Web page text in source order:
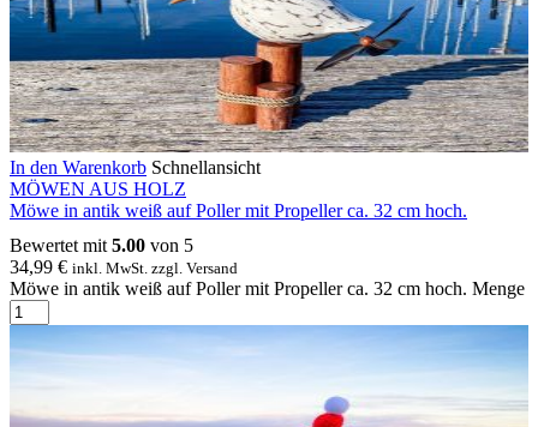
In den Warenkorb Schnellansicht
MÖWEN AUS HOLZ
Möwe in antik weiß auf Poller mit Propeller ca. 32 cm hoch.
Bewertet mit5.00 von 5
34,99 € inkl. MwSt. zzgl. Versand
Möwe in antik weiß auf Poller mit Propeller ca. 32 cm hoch. Menge